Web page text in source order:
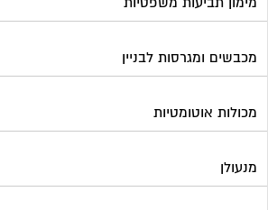
מכבשים ומגרסות לבניין
מכולות אוטומטיות
מנעולן